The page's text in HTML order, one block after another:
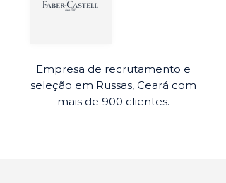
Empresa de recrutamento e
seleção em Russas, Ceará com
mais de 900 clientes.